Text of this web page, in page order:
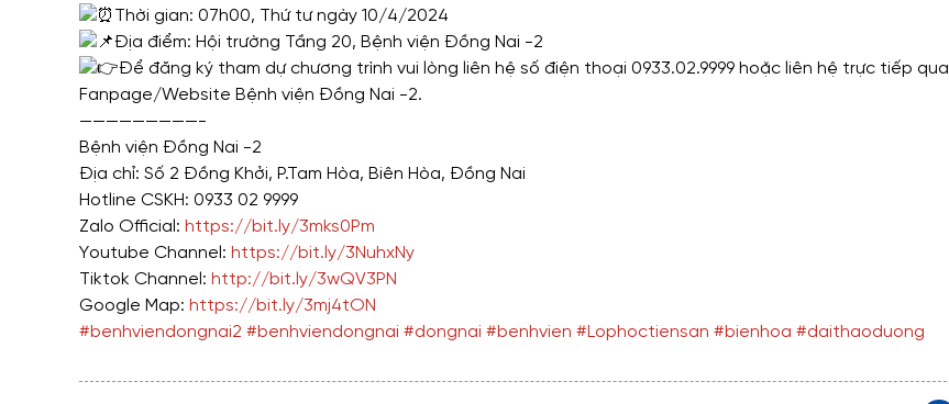
Thời gian: 07h00, Thứ tư ngày 10/4/2024
Địa điểm: Hội trường Tầng 20, Bệnh viện Đồng Nai -2
Để đăng ký tham dự chương trình vui lòng liên hệ số điện thoại 0933.02.9999 hoặc liên hệ trực tiếp qua
Fanpage/Website Bệnh viện Đồng Nai -2.
—————————-
Bệnh viện Đồng Nai -2
Địa chỉ: Số 2 Đồng Khởi, P.Tam Hòa, Biên Hòa, Đồng Nai
Hotline CSKH: 0933 02 9999
Zalo Official: https://bit.ly/3mks0Pm
Youtube Channel: https://bit.ly/3NuhxNy
Tiktok Channel: http://bit.ly/3wQV3PN
Google Map: https://bit.ly/3mj4tON
#benhviendongnai2 #benhviendongnai #dongnai #benhvien #Lophoctiensan #bienhoa #daithaoduong